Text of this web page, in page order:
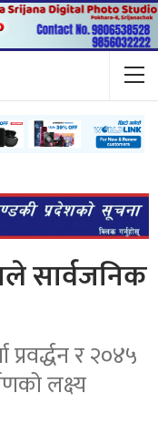
सार्वजनिक
र २०४५
लक्ष्य